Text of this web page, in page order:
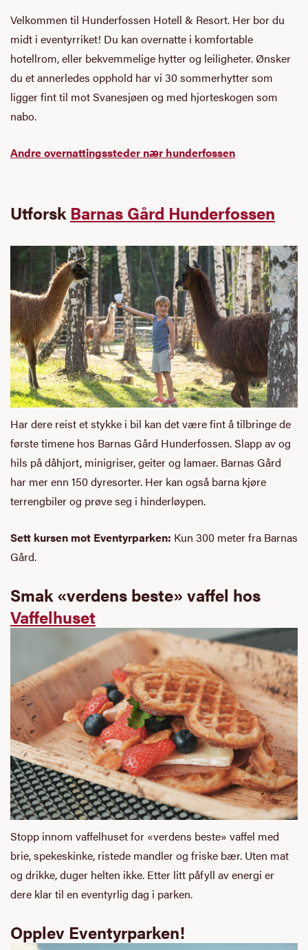
Velkommen til Hunderfossen Hotell & Resort. Her bor du
midt i eventyrriket! Du kan overnatte i komfortable
hotellrom, eller bekvemmelige hytter og leiligheter. Ønsker
du et annerledes opphold har vi 30 sommerhytter som
ligger fint til mot Svanesjøen og med hjorteskogen som
nabo.
Andre overnattingssteder nær hunderfossen
Utforsk Barnas Gård Hunderfossen
Har dere reist et stykke i bil kan det være fint å tilbringe de
første timene hos Barnas Gård Hunderfossen. Slapp av og
hils på dåhjort, minigriser, geiter og lamaer. Barnas Gård
har mer enn 150 dyresorter. Her kan også barna kjøre
terrengbiler og prøve seg i hinderløypen.
Sett kursen mot Eventyrparken: Kun 300 meter fra Barnas
Gård.
Smak «verdens beste» vaffel hos
Vaffelhuset
Stopp innom vaffelhuset for «verdens beste» vaffel med
brie, spekeskinke, ristede mandler og friske bær. Uten mat
og drikke, duger helten ikke. Etter litt påfyll av energi er
dere klar til en eventyrlig dag i parken.
Opplev Eventyrparken!